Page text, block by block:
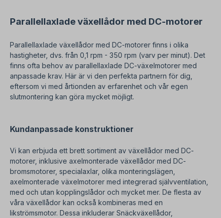
Parallellaxlade växellådor med DC-motorer
Parallellaxlade växellådor med DC-motorer finns i olika
hastigheter, dvs. från 0,1 rpm - 350 rpm (varv per minut). Det
finns ofta behov av parallellaxlade DC-växelmotorer med
anpassade krav. Här är vi den perfekta partnern för dig,
eftersom vi med årtionden av erfarenhet och vår egen
slutmontering kan göra mycket möjligt.
Kundanpassade konstruktioner
Vi kan erbjuda ett brett sortiment av växellådor med DC-
motorer, inklusive axelmonterade växellådor med DC-
bromsmotorer, specialaxlar, olika monteringslägen,
axelmonterade växelmotorer med integrerad självventilation,
med och utan kopplingslådor och mycket mer. De flesta av
våra växellådor kan också kombineras med en
likströmsmotor. Dessa inkluderar Snäckväxellådor,